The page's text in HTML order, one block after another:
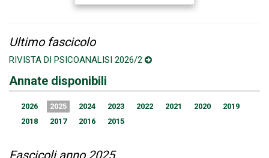
Ultimo fascicolo
RIVISTA DI PSICOANALISI 2026/2
Annate disponibili
2026 2025 2024 2023 2022 2021 2020
2019
2018
2017 2016 2015
Fascicoli anno 2025